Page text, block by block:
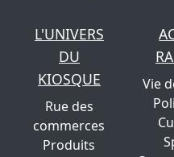
L'UNIVERS
DU
KIOSQUE
Rue des
commerces
Produits
Vie